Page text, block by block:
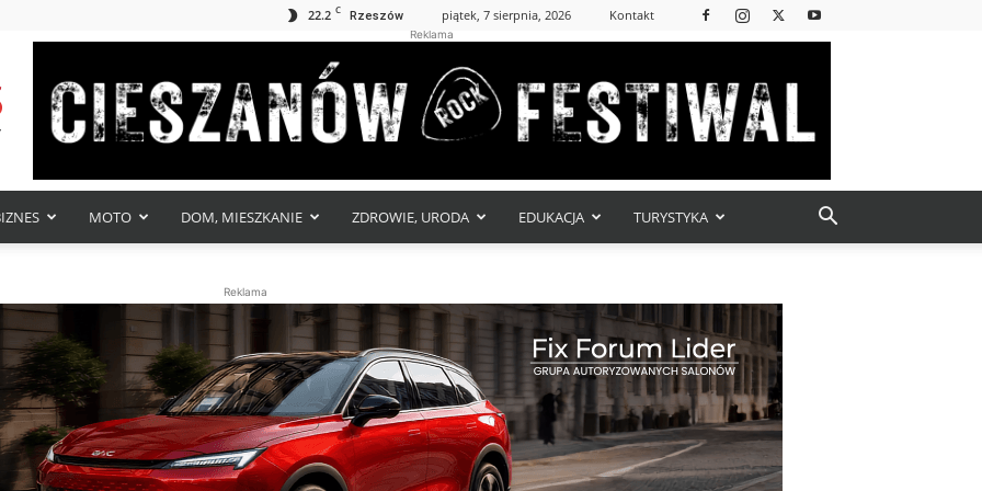
22.2 C Rzeszów piątek, 7 sierpnia, 2026 Kontakt
Reklama
MOTO DOM, MIESZKANIE ZDROWIE, URODA EDUKACJA TURYSTYKA
Reklama